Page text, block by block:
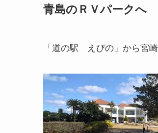
青島のＲＶパークへ
「道の駅 えびの」から宮